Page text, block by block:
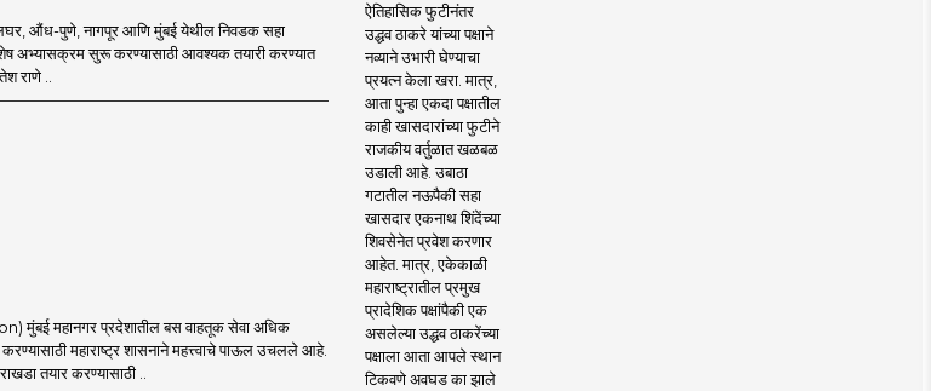
औंध-पुणे, नागपूर आणि मुंबई येथील निवडक सहा
अभ्यासक्रम सुरू करण्यासाठी आवश्यक तयारी करण्यात
राणे ..
महानगर प्रदेशातील बस वाहतूक सेवा अधिक
महाराष्ट्र शासनाने महत्त्वाचे पाऊल उचलले आहे.
तयार करण्यासाठी ..
ऐतिहासिक फुटीनंतर
उद्धव ठाकरे यांच्या पक्षाने
नव्याने उभारी घेण्याचा
प्रयत्न केला खरा. मात्र,
आता पुन्हा एकदा पक्षातील
काही खासदारांच्या फुटीने
राजकीय वर्तुळात खळबळ
उडाली आहे. उबाठा
गटातील नऊपैकी सहा
खासदार एकनाथ शिंदेंच्या
शिवसेनेत प्रवेश करणार
आहेत. मात्र, एकेकाळी
महाराष्ट्रातील प्रमुख
प्रादेशिक पक्षांपैकी एक
असलेल्या उद्धव ठाकरेंच्या
पक्षाला आता आपले स्थान
टिकवणे अवघड का झाले